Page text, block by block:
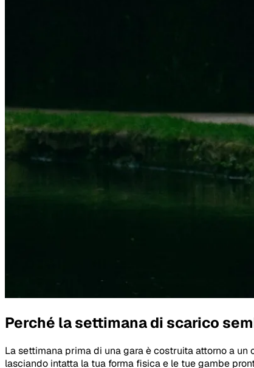
Perché la settimana di scarico
La settimana prima di una gara è costruita attorno a
lasciando intatta la tua forma fisica e le tue gambe